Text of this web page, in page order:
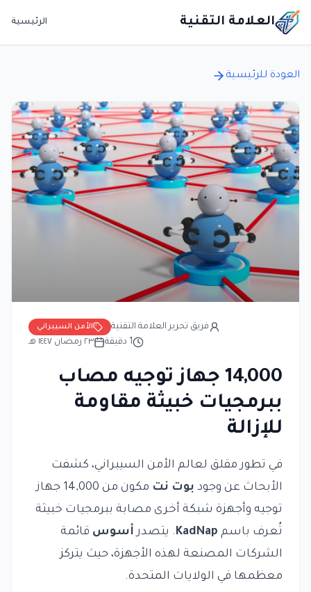
العلامة التقنية الرئيسية
العودة للرئيسية
الأمن السيبراني
فريق تحرير العلامة التقنية
٢٣ رمضان ١٤٤٧ هـ
1 دقيقة
14,000 جهاز توجيه مصاب
ببرمجيات خبيثة مقاومة
للإزالة
في تطور مقلق لعالم الأمن السيبراني، كشفت
الأبحاث عن وجود بوت نت
مكون من 14,000 جهاز
توجيه وأجهزة شبكة أخرى مصابة ببرمجيات خبيثة
تُعرف باسم KadNap. يتصدرأسوس قائمة
الشركات المصنعة لهذه الأجهزة، حيث يتركز
معظمها في الولايات المتحدة.